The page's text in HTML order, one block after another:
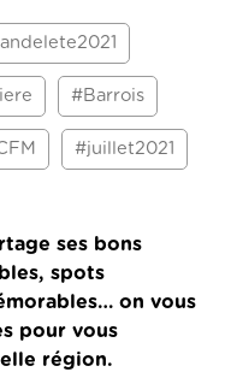
#Barrois
#juillet2021
ses bons
spots
on vous
pour vous
région.